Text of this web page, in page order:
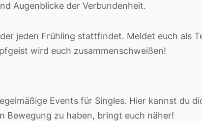
Augenblicke der Verbundenheit.
jeden Frühling stattfindet. Meldet euch als
wird euch zusammenschweißen!
Events für Singles. Hier kannst du
Bewegung zu haben, bringt euch näher!